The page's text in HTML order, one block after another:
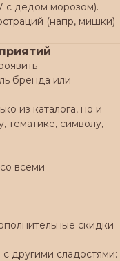
с дедом морозом).
(напр, мишки)
бренда или
из каталога, но и
тематике, символу,
всеми
скидки
другими сладостями: